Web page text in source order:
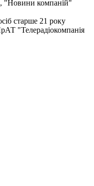
"Новини компаній"
старше 21 року
"Телерадіокомпанія